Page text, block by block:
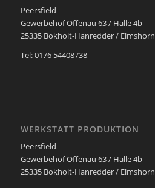
Peersfield
Gewerbehof Offenau 63 / Halle 4b
25335 Bokholt-Hanredder / Elmshorn
Tel: 0176 54408738
WERKSTATT PRODUKTION
Peersfield
Gewerbehof Offenau 63 / Halle 4b
25335 Bokholt-Hanredder / Elmshorn